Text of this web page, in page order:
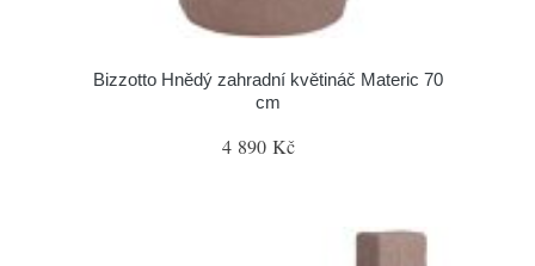
Bizzotto Hnědý zahradní květináč Materic 70
cm
4 890 Kč